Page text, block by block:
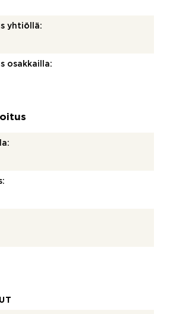
yhtiöllä:
osakkailla: